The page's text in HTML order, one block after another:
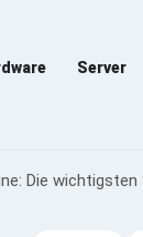
Server
Die